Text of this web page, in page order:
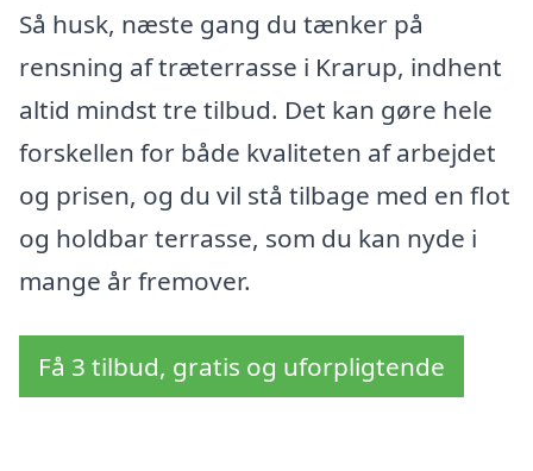
Så husk, næste gang du tænker på
rensning af træterrasse i Krarup, indhent
altid mindst tre tilbud. Det kan gøre hele
forskellen for både kvaliteten af arbejdet
og prisen, og du vil stå tilbage med en flot
og holdbar terrasse, som du kan nyde i
mange år fremover.
Få 3 tilbud, gratis og uforpligtende